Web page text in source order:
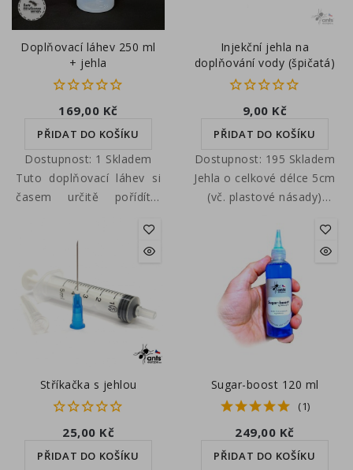
Doplňovací láhev 250 ml
+ jehla
169,00 Kč
PŘIDAT DO KOŠÍKU
Dostupnost: 1 Skladem
Tuto doplňovací láhev si
časem určitě pořídíte,
že použije všechnu vodu
až ze dna aniž by se
výhodou je, že se dovnitř
nedostane prach ze
vzduchu. Naplňovat s ní
zkumavky je radost, nikde
není žádná rozlitá voda a
s nasazenou jehlou
můžete naplňovat
zavlažovací systém.
Chlorovanou vodu z
Injekční jehla na
doplňování vody (špičatá)
9,00 Kč
PŘIDAT DO KOŠÍKU
Dostupnost: 195 Skladem
Jehla o celkové délce 5cm
(vč. plastové násady)
plastovou stříkačkou.
Stříkačka s jehlou
25,00 Kč
PŘIDAT DO KOŠÍKU
Sugar-boost 120 ml
(1)
249,00 Kč
PŘIDAT DO KOŠÍKU